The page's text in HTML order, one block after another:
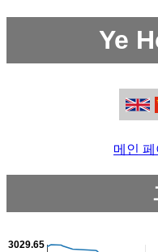
Ye
메인 페
3029.65